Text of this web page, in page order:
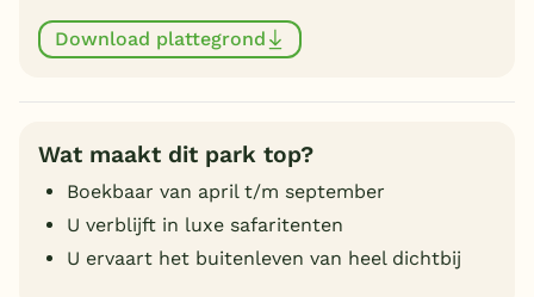
Download plattegrond
Wat maakt dit park top?
Boekbaar van april t/m september
U verblijft in luxe safaritenten
U ervaart het buitenleven van heel dichtbij